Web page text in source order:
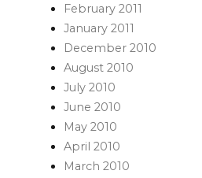
February 2011
January 2011
December 2010
August 2010
July 2010
June 2010
May 2010
April 2010
March 2010